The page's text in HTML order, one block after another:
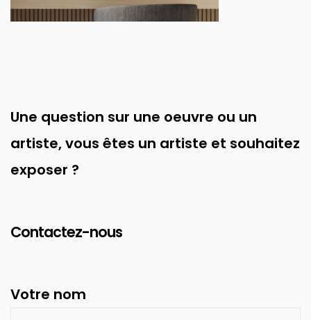
Une question sur une oeuvre ou un
artiste, vous êtes un artiste et souhaitez
exposer ?
Contactez-nous
Votre nom